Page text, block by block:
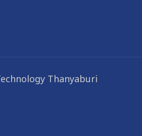
Thanyaburi